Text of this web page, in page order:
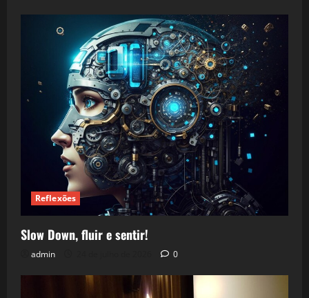
Reflexões
Slow Down, fluir e sentir!
admin 0